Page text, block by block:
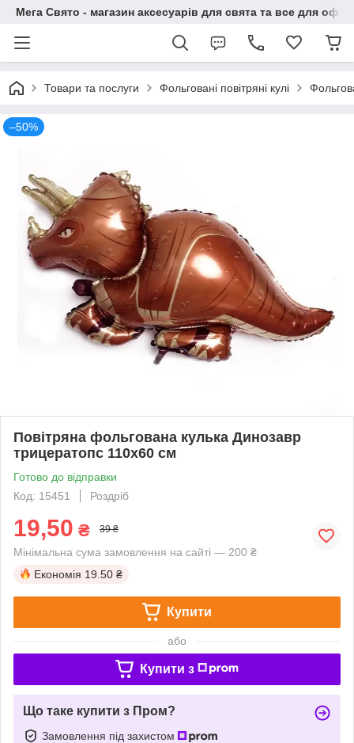
Мега Свято - магазин аксесуарів для свята та все для
Товари та послуги Фольговані повітряні кулі
–50%
Повітряна фольгована кулька Динозавр
трицератопс 110х60 см
Готово до відправки
Код: 15451
Роздріб
19,50 ₴ 39 ₴
Мінімальна сума замовлення на сайті — 200 ₴
Економія 19.50 ₴
Купити
або
Купити з
Що таке купити з Пром?
Замовлення під захистом